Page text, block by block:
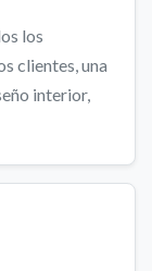
los
clientes, una
interior,